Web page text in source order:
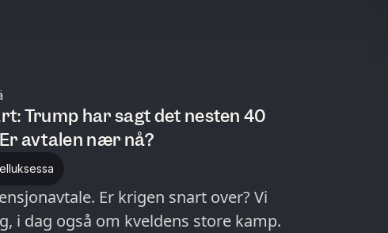
Trump har sagt det nesten 40
avtalen nær nå?
Er krigen snart over? Vi
i dag også om kveldens store kamp.